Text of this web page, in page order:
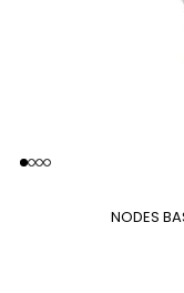
NODES